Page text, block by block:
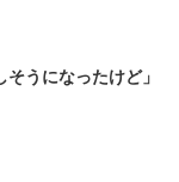
うになったけど」